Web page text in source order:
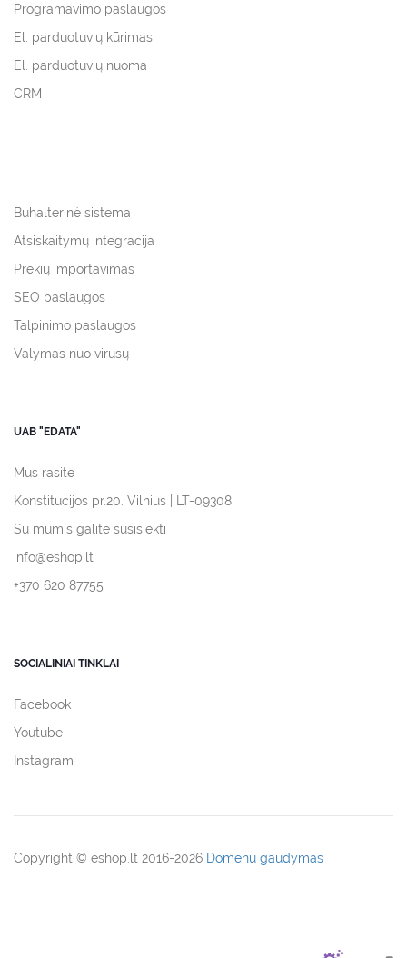
Programavimo paslaugos
El. parduotuvių kūrimas
El. parduotuvių nuoma
CRM
Buhalterinė sistema
Atsiskaitymų integracija
Prekių importavimas
SEO paslaugos
Talpinimo paslaugos
Valymas nuo virusų
UAB "EDATA"
Mus rasite
Konstitucijos pr.20. Vilnius | LT-09308
Su mumis galite susisiekti
info@eshop.lt
+370 620 87755
SOCIALINIAI TINKLAI
Facebook
Youtube
Instagram
Copyright © eshop.lt 2016-2026 Domenu gaudymas